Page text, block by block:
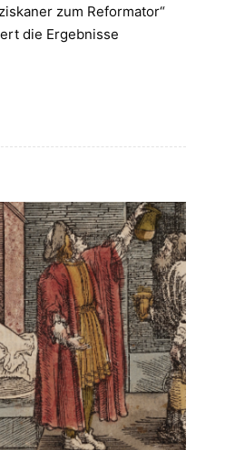
zum Reformator“
die Ergebnisse